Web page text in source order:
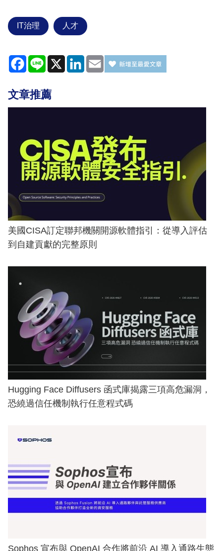
IT治理 人才
Facebook
Line X LinkedIn
Email
文章推薦
美國CISA訂定聯邦機關開源軟體指引：從導入評估
到自建貢獻的完整原則
Hugging Face Diffusers 函式庫揭露三項高危漏洞，
恐繞過信任機制執行任意程式碼
Sophos 宣布與 OpenAI 合作將前沿 AI 導入通路生態